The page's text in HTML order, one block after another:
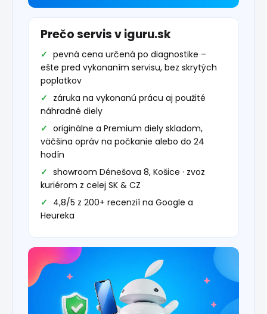
Prečo servis v iguru.sk
pevná cena určená po diagnostike –
ešte pred vykonaním servisu, bez skrytých
poplatkov
záruka na vykonanú prácu aj použité
náhradné diely
originálne a Premium diely skladom,
väčšina opráv na počkanie alebo do 24
hodín
showroom Dénešova 8, Košice · zvoz
kuriérom z celej SK & CZ
4,8/5 z 200+ recenzií na Google a
Heureka